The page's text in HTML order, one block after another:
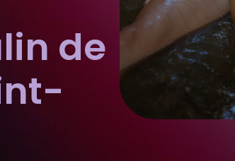
de